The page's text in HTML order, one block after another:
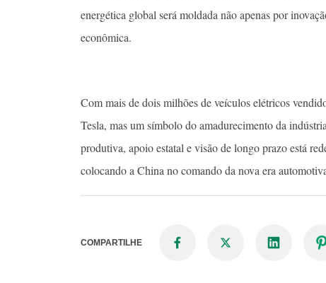
energética global será moldada não apenas por
econômica.
Com mais de dois milhões de veículos elétricos
Tesla, mas um símbolo do amadurecimento da
produtiva, apoio estatal e visão de longo prazo está
colocando a China no comando da nova era
COMPARTILHE